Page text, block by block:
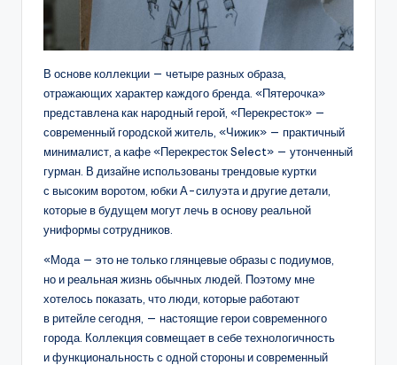
В основе коллекции — четыре разных образа,
отражающих характер каждого бренда. «Пятерочка»
представлена как народный герой, «Перекресток» —
современный городской житель, «Чижик» — практичный
минималист, а кафе «Перекресток Select» — утонченный
гурман. В дизайне использованы трендовые куртки
с высоким воротом, юбки А-силуэта и другие детали,
которые в будущем могут лечь в основу реальной
униформы сотрудников.
«Мода — это не только глянцевые образы с подиумов,
но и реальная жизнь обычных людей. Поэтому мне
хотелось показать, что люди, которые работают
в ритейле сегодня, — настоящие герои современного
города. Коллекция совмещает в себе технологичность
и функциональность с одной стороны и современный